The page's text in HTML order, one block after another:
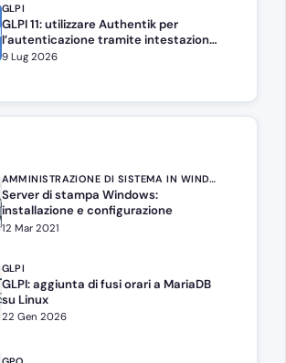
GLPI
GLPI 11: utilizzare Authentik per
l’autenticazione tramite intestazione
HTTP
9 Lug 2026
AMMINISTRAZIONE DI SISTEMA IN WINDOWS SERVER
Server di stampa Windows:
installazione e configurazione
12 Mar 2021
GLPI
GLPI: aggiunta di fusi orari a MariaDB
su Linux
22 Gen 2026